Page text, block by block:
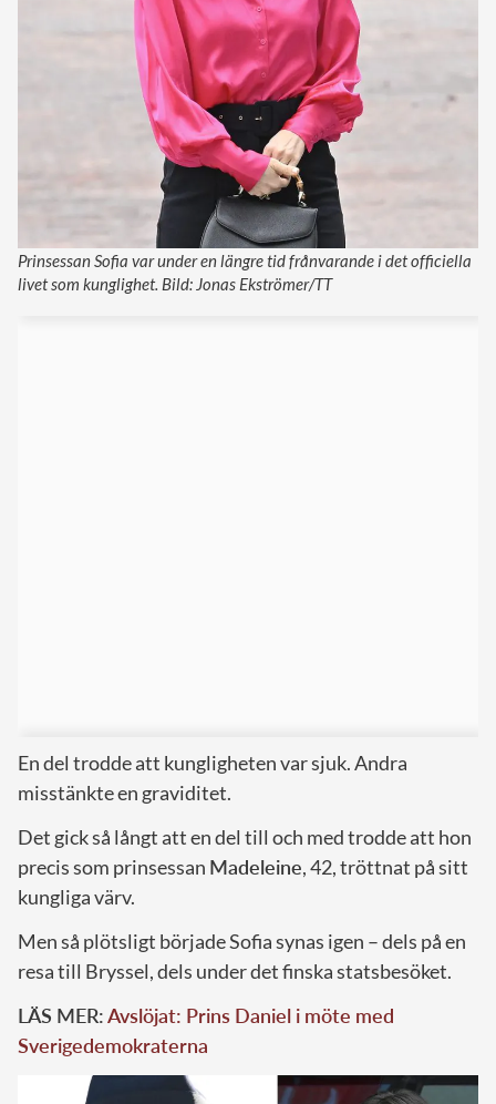
Prinsessan Sofia var under en längre tid frånvarande i det officiella
livet som kunglighet. Bild: Jonas Ekströmer/TT
En del trodde att kungligheten var sjuk. Andra
misstänkte en graviditet.
Det gick så långt att en del till och med trodde att hon
precis som prinsessan Madeleine, 42, tröttnat på sitt
kungliga värv.
Men så plötsligt började Sofia synas igen – dels på en
resa till Bryssel, dels under det finska statsbesöket.
LÄS MER:Avslöjat: Prins Daniel i möte med
Sverigedemokraterna